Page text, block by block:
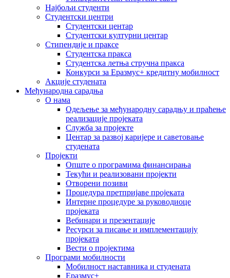
Најбољи студенти
Студентски центри
Студентски центар
Студентски културни центар
Стипендије и праксе
Студентска пракса
Студентска летња стручна пракса
Конкурси за Еразмус+ кредитну мобилност
Акције студената
Међународна сарадња
О нама
Одељење за међународну сарадњу и праћење
реализације пројеката
Служба за пројекте
Центар за развој каријере и саветовање
студената
Пројекти
Опште о програмима финансирања
Текући и реализовани пројекти
Отворени позиви
Процедура претпријаве пројеката
Интерне процедуре за руководиоце
пројеката
Вебинари и презентације
Ресурси за писање и имплементацију
пројеката
Вести о пројектима
Програми мобилности
Мобилност наставника и студената
Еразмус+